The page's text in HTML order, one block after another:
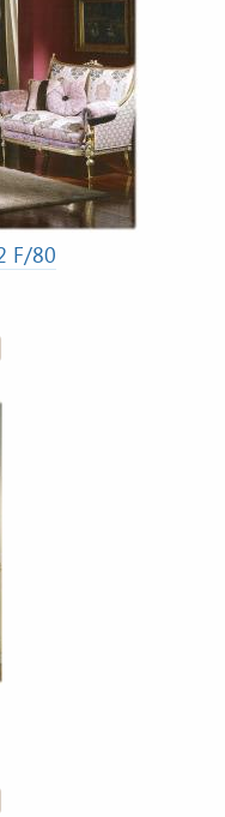
F/80